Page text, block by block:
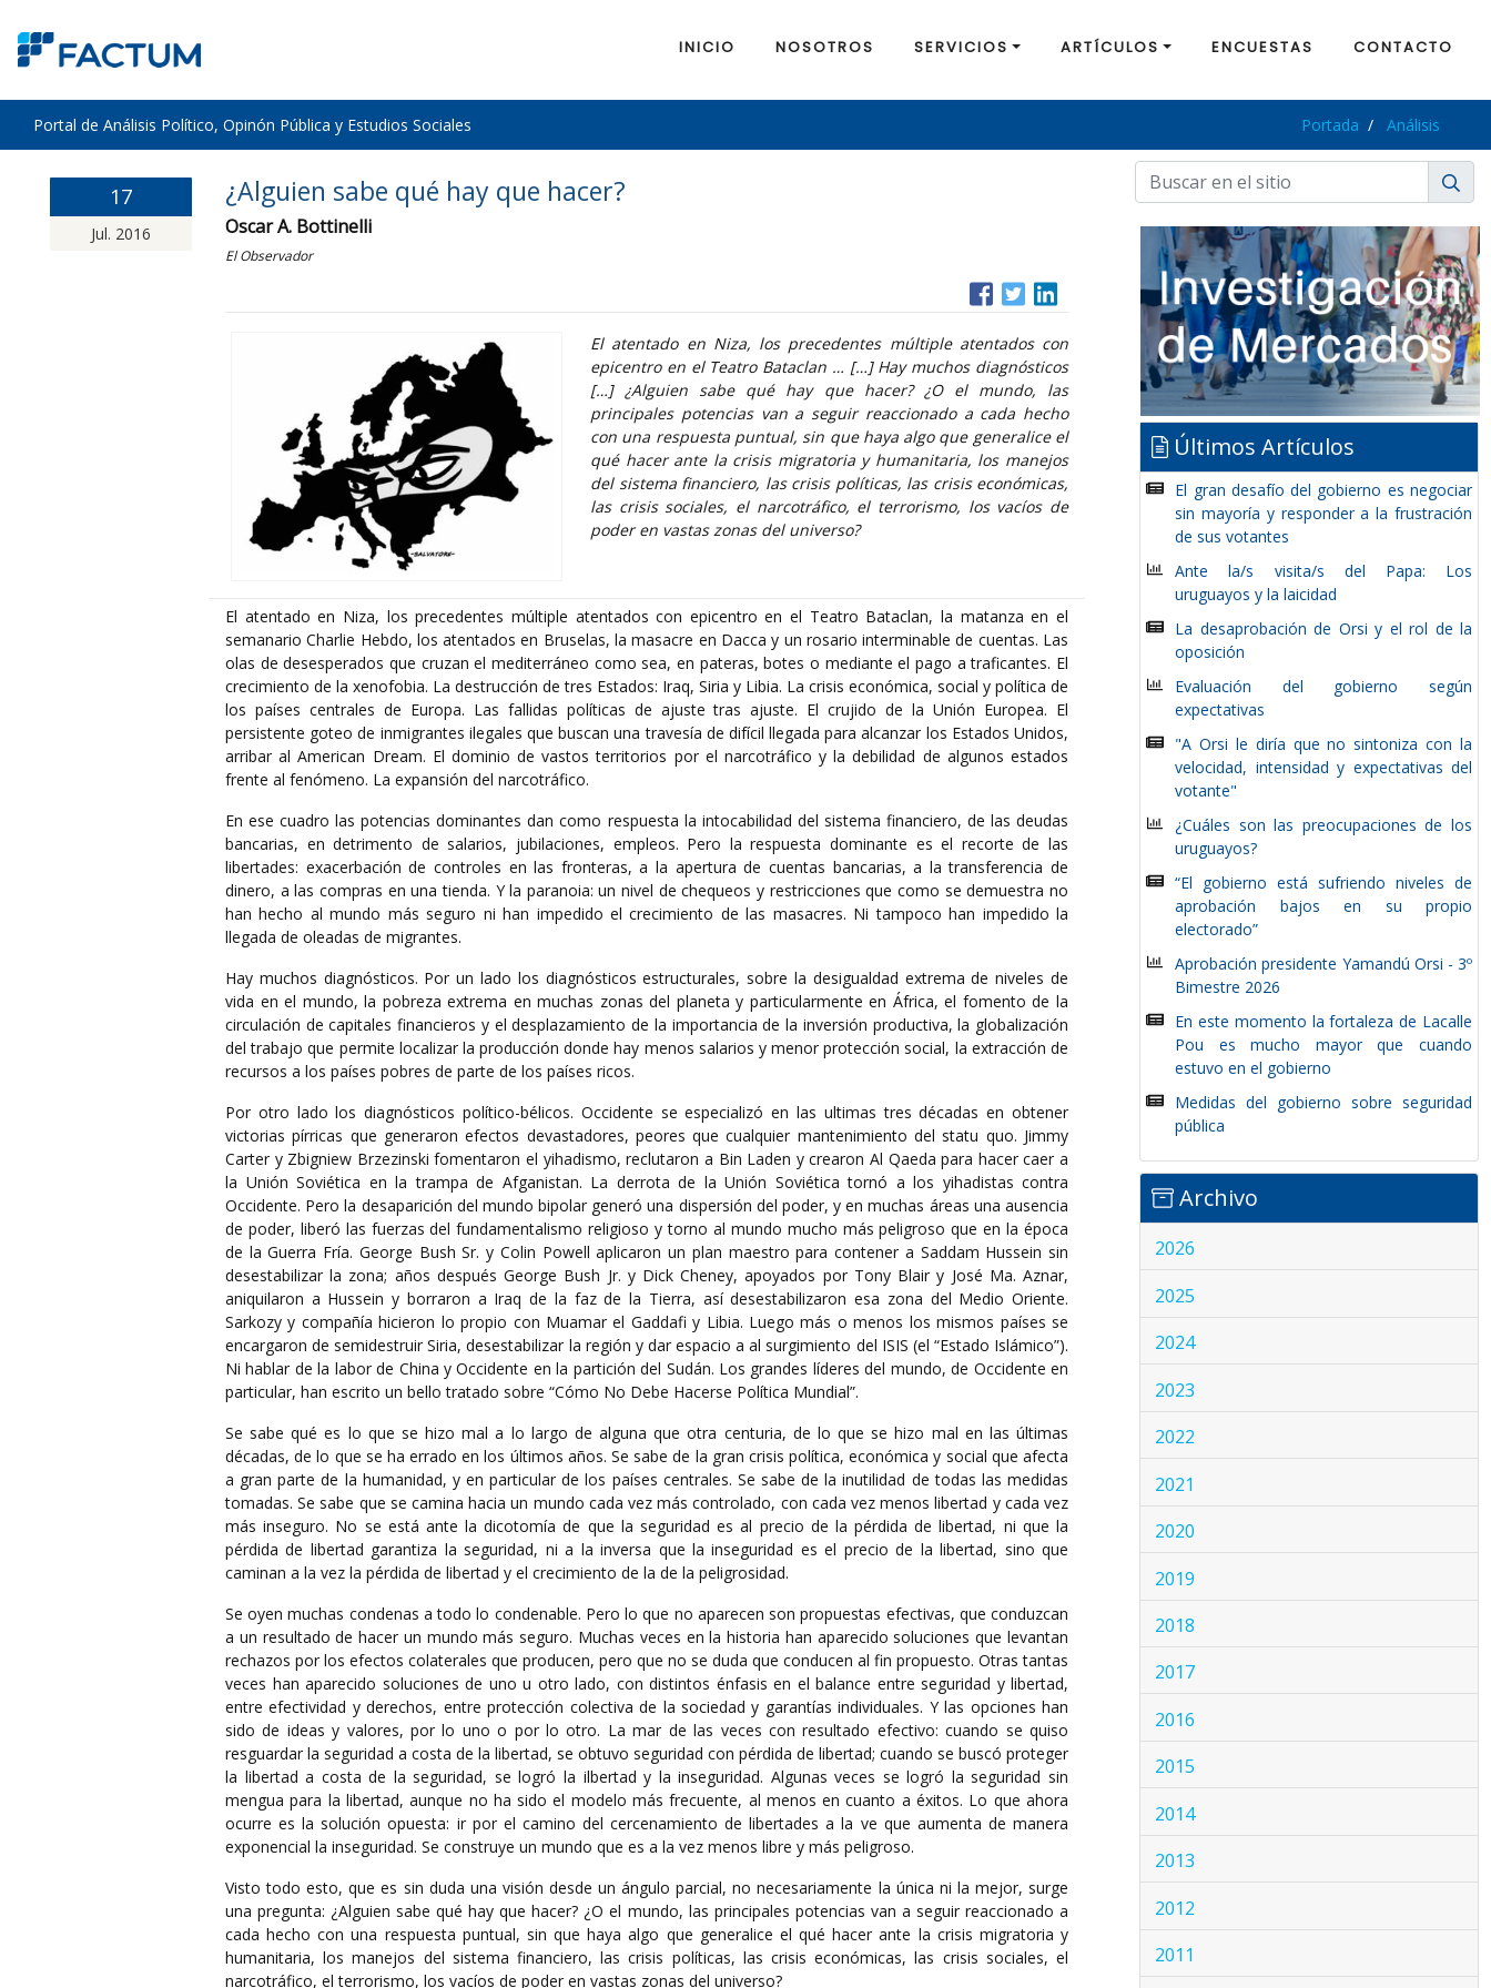
INICIO NOSOTROS SERVICIOS ARTÍCULOS ENCUESTAS CONTACTO
Portal de Análisis Político, Opinón Pública y Estudios Sociales Portada Análisis
17
Jul. 2016
¿Alguien sabe qué hay que hacer?
Oscar A. Bottinelli
El Observador
El atentado en Niza, los precedentes múltiple atentados con
epicentro en el Teatro Bataclan … […] Hay muchos diagnósticos
[…] ¿Alguien sabe qué hay que hacer? ¿O el mundo, las
principales potencias van a seguir reaccionado a cada hecho
con una respuesta puntual, sin que haya algo que generalice el
qué hacer ante la crisis migratoria y humanitaria, los manejos
del sistema financiero, las crisis políticas, las crisis económicas,
las crisis sociales, el narcotráfico, el terrorismo, los vacíos de
poder en vastas zonas del universo?
El atentado en Niza, los precedentes múltiple atentados con epicentro en el Teatro Bataclan, la matanza en el
semanario Charlie Hebdo, los atentados en Bruselas, la masacre en Dacca y un rosario interminable de cuentas. Las
olas de desesperados que cruzan el mediterráneo como sea, en pateras, botes o mediante el pago a traficantes. El
crecimiento de la xenofobia. La destrucción de tres Estados: Iraq, Siria y Libia. La crisis económica, social y política de
los países centrales de Europa. Las fallidas políticas de ajuste tras ajuste. El crujido de la Unión Europea. El
persistente goteo de inmigrantes ilegales que buscan una travesía de difícil llegada para alcanzar los Estados Unidos,
arribar al American Dream. El dominio de vastos territorios por el narcotráfico y la debilidad de algunos estados
frente al fenómeno. La expansión del narcotráfico.
En ese cuadro las potencias dominantes dan como respuesta la intocabilidad del sistema financiero, de las deudas
bancarias, en detrimento de salarios, jubilaciones, empleos. Pero la respuesta dominante es el recorte de las
libertades: exacerbación de controles en las fronteras, a la apertura de cuentas bancarias, a la transferencia de
dinero, a las compras en una tienda. Y la paranoia: un nivel de chequeos y restricciones que como se demuestra no
han hecho al mundo más seguro ni han impedido el crecimiento de las masacres. Ni tampoco han impedido la
llegada de oleadas de migrantes.
Hay muchos diagnósticos. Por un lado los diagnósticos estructurales, sobre la desigualdad extrema de niveles de
vida en el mundo, la pobreza extrema en muchas zonas del planeta y particularmente en África, el fomento de la
circulación de capitales financieros y el desplazamiento de la importancia de la inversión productiva, la globalización
del trabajo que permite localizar la producción donde hay menos salarios y menor protección social, la extracción de
recursos a los países pobres de parte de los países ricos.
Por otro lado los diagnósticos político-bélicos. Occidente se especializó en las ultimas tres décadas en obtener
victorias pírricas que generaron efectos devastadores, peores que cualquier mantenimiento del statu quo. Jimmy
Carter y Zbigniew Brzezinski fomentaron el yihadismo, reclutaron a Bin Laden y crearon Al Qaeda para hacer caer a
la Unión Soviética en la trampa de Afganistan. La derrota de la Unión Soviética tornó a los yihadistas contra
Occidente. Pero la desaparición del mundo bipolar generó una dispersión del poder, y en muchas áreas una ausencia
de poder, liberó las fuerzas del fundamentalismo religioso y torno al mundo mucho más peligroso que en la época
de la Guerra Fría. George Bush Sr. y Colin Powell aplicaron un plan maestro para contener a Saddam Hussein sin
desestabilizar la zona; años después George Bush Jr. y Dick Cheney, apoyados por Tony Blair y José Ma. Aznar,
aniquilaron a Hussein y borraron a Iraq de la faz de la Tierra, así desestabilizaron esa zona del Medio Oriente.
Sarkozy y compañía hicieron lo propio con Muamar el Gaddafi y Libia. Luego más o menos los mismos países se
encargaron de semidestruir Siria, desestabilizar la región y dar espacio a al surgimiento del ISIS (el “Estado Islámico”).
Ni hablar de la labor de China y Occidente en la partición del Sudán. Los grandes líderes del mundo, de Occidente en
particular, han escrito un bello tratado sobre “Cómo No Debe Hacerse Política Mundial”.
Se sabe qué es lo que se hizo mal a lo largo de alguna que otra centuria, de lo que se hizo mal en las últimas
décadas, de lo que se ha errado en los últimos años. Se sabe de la gran crisis política, económica y social que afecta
a gran parte de la humanidad, y en particular de los países centrales. Se sabe de la inutilidad de todas las medidas
tomadas. Se sabe que se camina hacia un mundo cada vez más controlado, con cada vez menos libertad y cada vez
más inseguro. No se está ante la dicotomía de que la seguridad es al precio de la pérdida de libertad, ni que la
pérdida de libertad garantiza la seguridad, ni a la inversa que la inseguridad es el precio de la libertad, sino que
caminan a la vez la pérdida de libertad y el crecimiento de la de la peligrosidad.
Se oyen muchas condenas a todo lo condenable. Pero lo que no aparecen son propuestas efectivas, que conduzcan
a un resultado de hacer un mundo más seguro. Muchas veces en la historia han aparecido soluciones que levantan
rechazos por los efectos colaterales que producen, pero que no se duda que conducen al fin propuesto. Otras tantas
veces han aparecido soluciones de uno u otro lado, con distintos énfasis en el balance entre seguridad y libertad,
entre efectividad y derechos, entre protección colectiva de la sociedad y garantías individuales. Y las opciones han
sido de ideas y valores, por lo uno o por lo otro. La mar de las veces con resultado efectivo: cuando se quiso
resguardar la seguridad a costa de la libertad, se obtuvo seguridad con pérdida de libertad; cuando se buscó proteger
la libertad a costa de la seguridad, se logró la ilbertad y la inseguridad. Algunas veces se logró la seguridad sin
mengua para la libertad, aunque no ha sido el modelo más frecuente, al menos en cuanto a éxitos. Lo que ahora
ocurre es la solución opuesta: ir por el camino del cercenamiento de libertades a la ve que aumenta de manera
exponencial la inseguridad. Se construye un mundo que es a la vez menos libre y más peligroso.
Visto todo esto, que es sin duda una visión desde un ángulo parcial, no necesariamente la única ni la mejor, surge
una pregunta: ¿Alguien sabe qué hay que hacer? ¿O el mundo, las principales potencias van a seguir reaccionado a
cada hecho con una respuesta puntual, sin que haya algo que generalice el qué hacer ante la crisis migratoria y
humanitaria, los manejos del sistema financiero, las crisis políticas, las crisis económicas, las crisis sociales, el
narcotráfico, el terrorismo, los vacíos de poder en vastas zonas del universo?
Últimos Artículos
El gran desafío del gobierno es negociar
sin mayoría y responder a la frustración
de sus votantes
Ante la/s visita/s del Papa: Los
uruguayos y la laicidad
La desaprobación de Orsi y el rol de la
oposición
Evaluación del gobierno según
expectativas
"A Orsi le diría que no sintoniza con la
velocidad, intensidad y expectativas del
votante"
¿Cuáles son las preocupaciones de los
uruguayos?
“El gobierno está sufriendo niveles de
aprobación bajos en su propio
electorado”
Aprobación presidente Yamandú Orsi - 3º
Bimestre 2026
En este momento la fortaleza de Lacalle
Pou es mucho mayor que cuando
estuvo en el gobierno
Medidas del gobierno sobre seguridad
pública
Archivo
2026
2025
2024
2023
2022
2021
2020
2019
2018
2017
2016
2015
2014
2013
2012
2011